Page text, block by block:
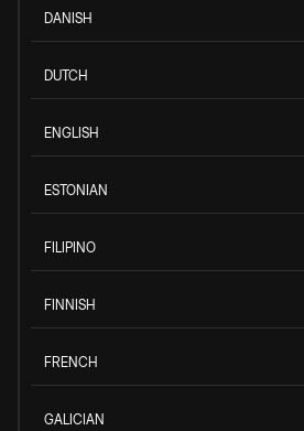
DANISH
DUTCH
ENGLISH
ESTONIAN
FILIPINO
FINNISH
FRENCH
GALICIAN